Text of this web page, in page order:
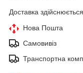
Доставка
Нова Пошта
Самовивіз
Транспортна